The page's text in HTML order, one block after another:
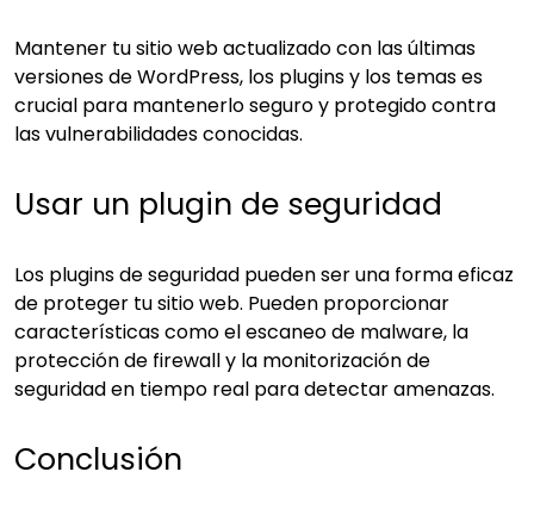
Mantener tu sitio web actualizado con las últimas
versiones de WordPress, los plugins y los temas es
crucial para mantenerlo seguro y protegido contra
las vulnerabilidades conocidas.
Usar un plugin de seguridad
Los plugins de seguridad pueden ser una forma eficaz
de proteger tu sitio web. Pueden proporcionar
características como el escaneo de malware, la
protección de firewall y la monitorización de
seguridad en tiempo real para detectar amenazas.
Conclusión